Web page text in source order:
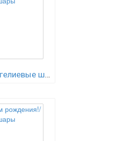
На хайпе)/гелиевые шары